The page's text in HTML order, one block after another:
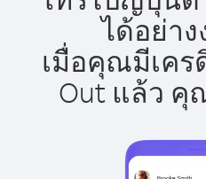
ได้อย่า
เมื่อคุณมีเคร
Out แล้ว คุ